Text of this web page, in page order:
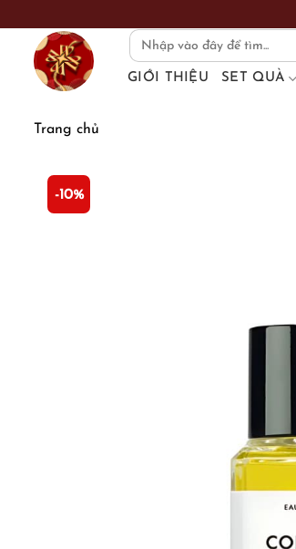
content
Search
GIỚI THIỆU SET QUÀ
Trang chủ
-10%